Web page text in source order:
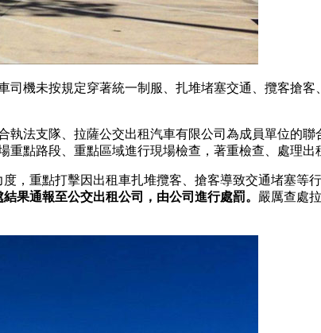
機未按規定穿著統一制服、扎堆堵塞交通、攬客搶
法支隊、拉薩公交出租汽車有限公司為成員單位的
點路段、重點區域進行現場檢查，著重檢查、處理出
，重點打擊因出租車扎堆攬客、搶客導致交通堵塞等行
果通報至公交出租公司，由公司進行處罰。 嚴厲查處